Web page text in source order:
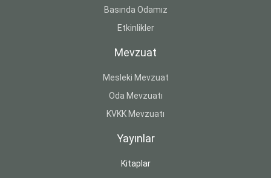
Basında Odamız
Etkinlikler
Mevzuat
Mesleki Mevzuat
Oda Mevzuatı
KVKK Mevzuatı
Yayınlar
Kitaplar